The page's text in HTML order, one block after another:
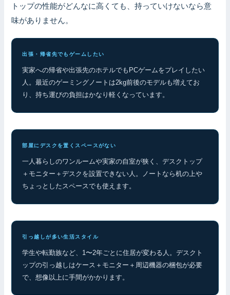
トップの性能がどんなに高くても、持っていけないなら意
味がありません。
出張・帰省先でもゲームしたい
実家への帰省や出張先のホテルでもPCゲームをプレイしたい
人。最近のゲーミングノートは2kg前後のモデルも増えてお
り、持ち運びの負担はかなり軽くなっています。
部屋にデスクを置くスペースがない
一人暮らしのワンルームや実家の自室が狭く、デスクトップ
＋モニター＋デスクを設置できない人。ノートなら机の上や
ちょっとしたスペースでも使えます。
引っ越しが多い生活スタイル
学生や転勤族など、1〜2年ごとに住居が変わる人。デスクト
ップの引っ越しはケース＋モニター＋周辺機器の梱包が必要
で、想像以上に手間がかかります。